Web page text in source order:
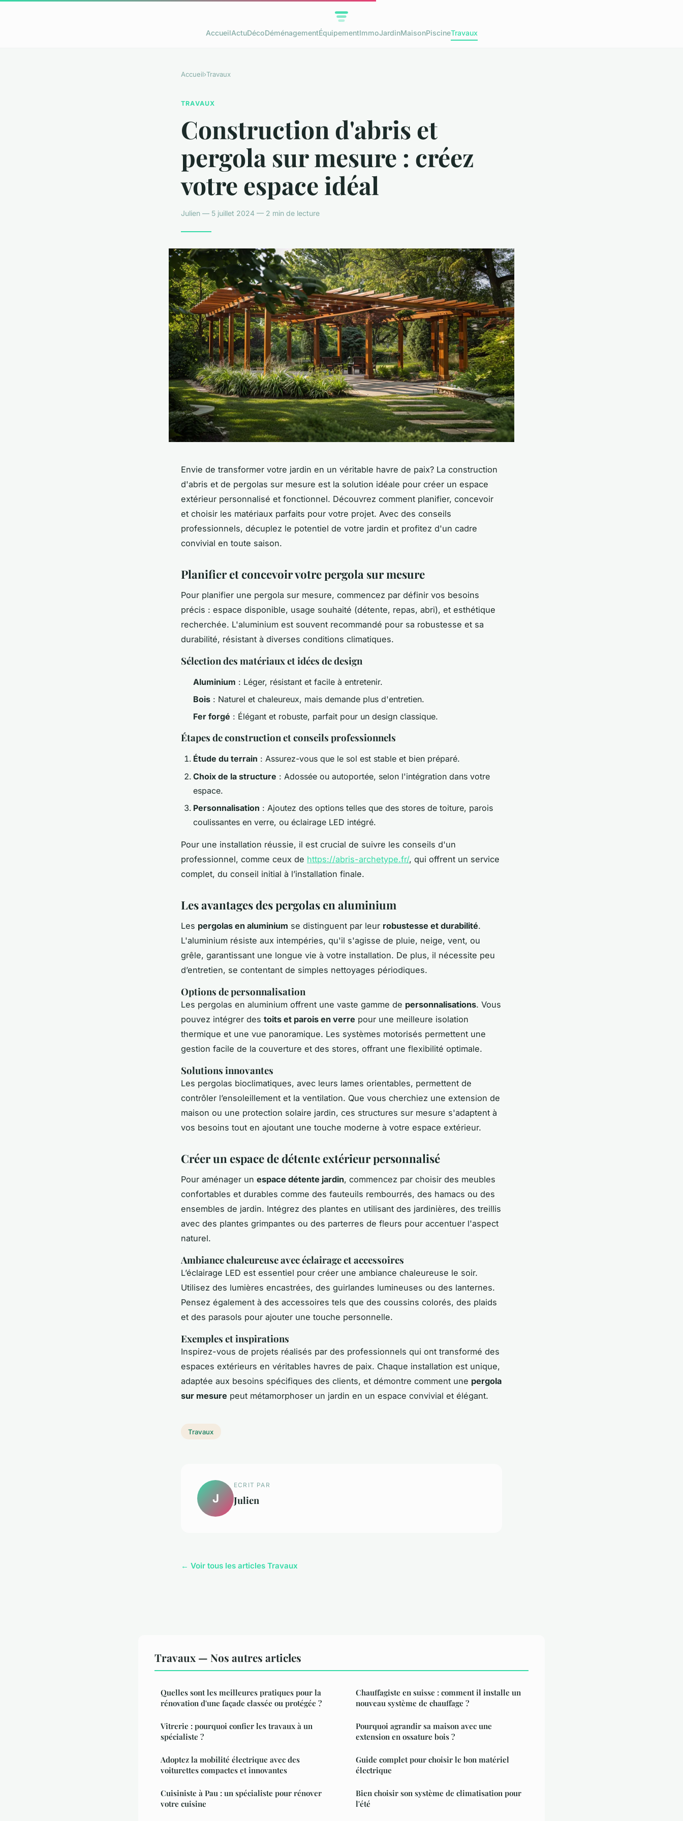
AccueilActuDécoDéménagementÉquipementImmoJardinMaisonPiscineTravaux
Accueil›Travaux
TRAVAUX
Construction d'abris et
pergola sur mesure : créez
votre espace idéal
Julien — 5 juillet 2024 — 2 min de lecture
Envie de transformer votre jardin en un véritable havre de paix? La construction
d'abris et de pergolas sur mesure est la solution idéale pour créer un espace
extérieur personnalisé et fonctionnel. Découvrez comment planifier, concevoir
et choisir les matériaux parfaits pour votre projet. Avec des conseils
professionnels, décuplez le potentiel de votre jardin et profitez d'un cadre
convivial en toute saison.
Planifier et concevoir votre pergola sur mesure
Pour planifier une pergola sur mesure, commencez par définir vos besoins
précis : espace disponible, usage souhaité (détente, repas, abri), et esthétique
recherchée. L'aluminium est souvent recommandé pour sa robustesse et sa
durabilité, résistant à diverses conditions climatiques.
Sélection des matériaux et idées de design
Aluminium : Léger, résistant et facile à entretenir.
Bois : Naturel et chaleureux, mais demande plus d'entretien.
Fer forgé : Élégant et robuste, parfait pour un design classique.
Étapes de construction et conseils professionnels
Étude du terrain : Assurez-vous que le sol est stable et bien préparé.
Choix de la structure : Adossée ou autoportée, selon l'intégration dans votre
espace.
Personnalisation : Ajoutez des options telles que des stores de toiture, parois
coulissantes en verre, ou éclairage LED intégré.
Pour une installation réussie, il est crucial de suivre les conseils d'un
professionnel, comme ceux de https://abris-archetype.fr/, qui offrent un service
complet, du conseil initial à l’installation finale.
Les avantages des pergolas en aluminium
Les pergolas en aluminium se distinguent par leur robustesse et durabilité.
L'aluminium résiste aux intempéries, qu'il s'agisse de pluie, neige, vent, ou
grêle, garantissant une longue vie à votre installation. De plus, il nécessite peu
d’entretien, se contentant de simples nettoyages périodiques.
Options de personnalisation
Les pergolas en aluminium offrent une vaste gamme de personnalisations. Vous
pouvez intégrer des toits et parois en verre pour une meilleure isolation
thermique et une vue panoramique. Les systèmes motorisés permettent une
gestion facile de la couverture et des stores, offrant une flexibilité optimale.
Solutions innovantes
Les pergolas bioclimatiques, avec leurs lames orientables, permettent de
contrôler l’ensoleillement et la ventilation. Que vous cherchiez une extension de
maison ou une protection solaire jardin, ces structures sur mesure s'adaptent à
vos besoins tout en ajoutant une touche moderne à votre espace extérieur.
Créer un espace de détente extérieur personnalisé
Pour aménager un espace détente jardin, commencez par choisir des meubles
confortables et durables comme des fauteuils rembourrés, des hamacs ou des
ensembles de jardin. Intégrez des plantes en utilisant des jardinières, des treillis
avec des plantes grimpantes ou des parterres de fleurs pour accentuer l'aspect
naturel.
Ambiance chaleureuse avec éclairage et accessoires
L’éclairage LED est essentiel pour créer une ambiance chaleureuse le soir.
Utilisez des lumières encastrées, des guirlandes lumineuses ou des lanternes.
Pensez également à des accessoires tels que des coussins colorés, des plaids
et des parasols pour ajouter une touche personnelle.
Exemples et inspirations
Inspirez-vous de projets réalisés par des professionnels qui ont transformé des
espaces extérieurs en véritables havres de paix. Chaque installation est unique,
adaptée aux besoins spécifiques des clients, et démontre comment une pergola
sur mesure peut métamorphoser un jardin en un espace convivial et élégant.
Travaux
J
ECRIT PAR
Julien
← Voir tous les articles Travaux
Travaux — Nos autres articles
Quelles sont les meilleures pratiques pour la
rénovation d'une façade classée ou protégée ?
Vitrerie : pourquoi confier les travaux à un
spécialiste ?
Adoptez la mobilité électrique avec des
voiturettes compactes et innovantes
Cuisiniste à Pau : un spécialiste pour rénover
votre cuisine
Chauffagiste en suisse : comment il installe un
nouveau système de chauffage ?
Pourquoi agrandir sa maison avec une
extension en ossature bois ?
Guide complet pour choisir le bon matériel
électrique
Bien choisir son système de climatisation pour
l'été